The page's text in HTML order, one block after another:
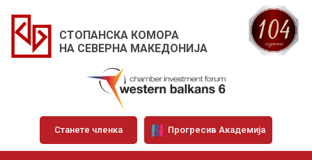
СТОПАНСКА КОМОРА
НА СЕВЕРНА МАКЕДОНИЈА
Станете членка Прогресив Академија